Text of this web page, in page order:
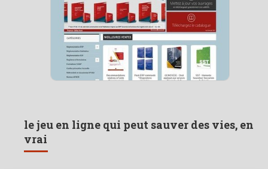
le jeu en ligne qui peut sauver des vies, en
vrai